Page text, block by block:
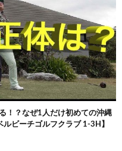
！？なぜ1人だけ初めての沖縄
ビーチゴルフクラブ 1-3H】